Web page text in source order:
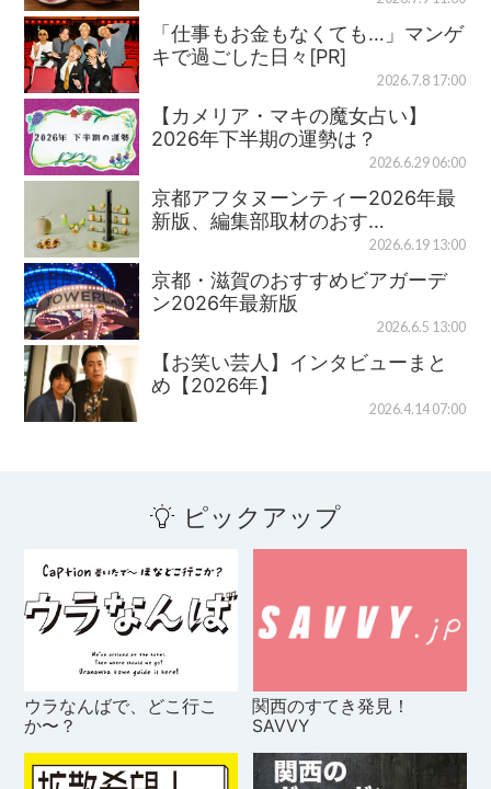
「仕事もお金もなくても…」マンゲ
キで過ごした日々[PR]
2026.7.8 17:00
【カメリア・マキの魔女占い】
2026年下半期の運勢は？
2026.6.29 06:00
京都アフタヌーンティー2026年最
新版、編集部取材のおす…
2026.6.19 13:00
京都・滋賀のおすすめビアガーデ
ン2026年最新版
2026.6.5 13:00
【お笑い芸人】インタビューまと
め【2026年】
2026.4.14 07:00
ピックアップ
ウラなんばで、どこ行こ
か〜？
関西のすてき発見！
SAVVY